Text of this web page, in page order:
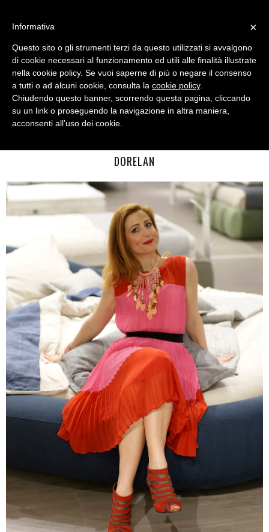
THURSDAY, MAY 25, 2017
DORELAN
×
Informativa
Questo sito o gli strumenti terzi da questo utilizzati si avvalgono
di cookie necessari al funzionamento ed utili alle finalità illustrate
nella cookie policy. Se vuoi saperne di più o negare il consenso
a tutti o ad alcuni cookie, consulta la cookie policy.
Chiudendo questo banner, scorrendo questa pagina, cliccando
su un link o proseguendo la navigazione in altra maniera,
acconsenti all’uso dei cookie.